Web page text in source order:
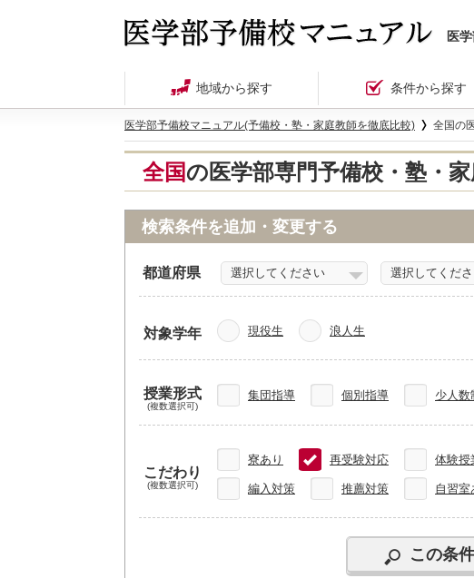
医
地域から探す 条件から探す
医学部予備校マニュアル(予備校・塾・家庭教師を徹底比較) 全国の
全国の医学部専門予備校・塾・
検索条件を追加・変更する
都道府県
対象学年 現役生 浪人生
授業形式
(複数選択可)
集団指導 個別指導 少人数
こだわり
(複数選択可)
寮あり 再受験対応 体験授
編入対策 推薦対策 自習室